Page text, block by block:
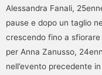
Alessandra Fanali,
pause e dopo un taglio
crescendo fino a sfiorare
per Anna Zanusso,
nell’evento precedente